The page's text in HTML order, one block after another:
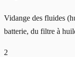
Vidange des fluides
batterie, du filtre à
2